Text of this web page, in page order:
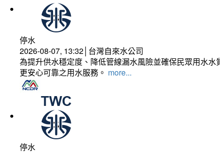
停水
2026-08-07, 13:32│台灣自來水公司
為提升供水穩定度、降低管線漏水風險並確保民眾用水
更安心可靠之用水服務。 more...
停水